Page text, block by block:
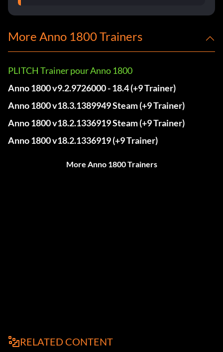
More Anno 1800 Trainers
PLITCH Trainer pour Anno 1800
Anno 1800 v9.2.9726000 - 18.4 (+9 Trainer)
Anno 1800 v18.3.1389949 Steam (+9 Trainer)
Anno 1800 v18.2.1336919 Steam (+9 Trainer)
Anno 1800 v18.2.1336919 (+9 Trainer)
More Anno 1800 Trainers
RELATED CONTENT